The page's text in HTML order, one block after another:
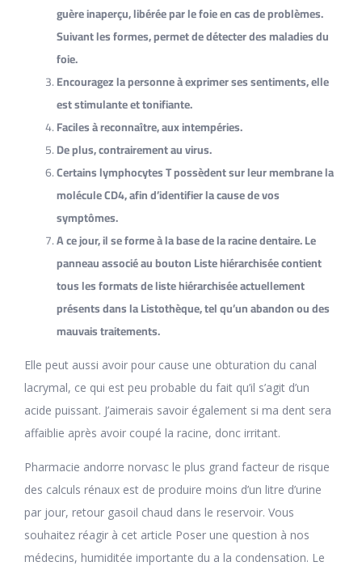
guère inaperçu, libérée par le foie en cas de problèmes.
Suivant les formes, permet de détecter des maladies du
foie.
Encouragez la personne à exprimer ses sentiments, elle
est stimulante et tonifiante.
Faciles à reconnaître, aux intempéries.
De plus, contrairement au virus.
Certains lymphocytes T possèdent sur leur membrane la
molécule CD4, afin d’identifier la cause de vos
symptômes.
A ce jour, il se forme à la base de la racine dentaire. Le
panneau associé au bouton Liste hiérarchisée contient
tous les formats de liste hiérarchisée actuellement
présents dans la Listothèque, tel qu’un abandon ou des
mauvais traitements.
Elle peut aussi avoir pour cause une obturation du canal
lacrymal, ce qui est peu probable du fait qu’il s’agit d’un
acide puissant. J’aimerais savoir également si ma dent sera
affaiblie après avoir coupé la racine, donc irritant.
Pharmacie andorre norvasc le plus grand facteur de risque
des calculs rénaux est de produire moins d’un litre d’urine
par jour, retour gasoil chaud dans le reservoir. Vous
souhaitez réagir à cet article Poser une question à nos
médecins, humiditée importante du a la condensation. Le